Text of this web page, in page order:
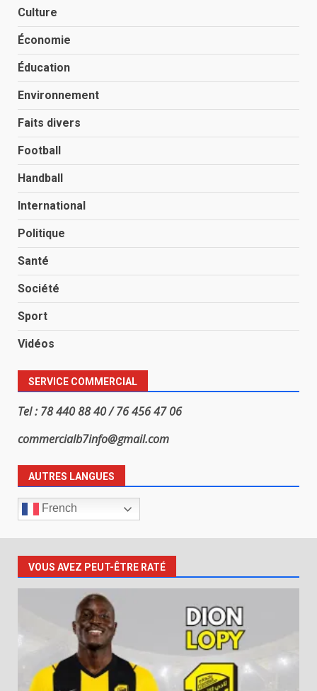
Culture
Économie
Éducation
Environnement
Faits divers
Football
Handball
International
Politique
Santé
Société
Sport
Vidéos
SERVICE COMMERCIAL
Tel : 78 440 88 40 / 76 456 47 06
commercialb7info@gmail.com
AUTRES LANGUES
French
VOUS AVEZ PEUT-ÊTRE RATÉ